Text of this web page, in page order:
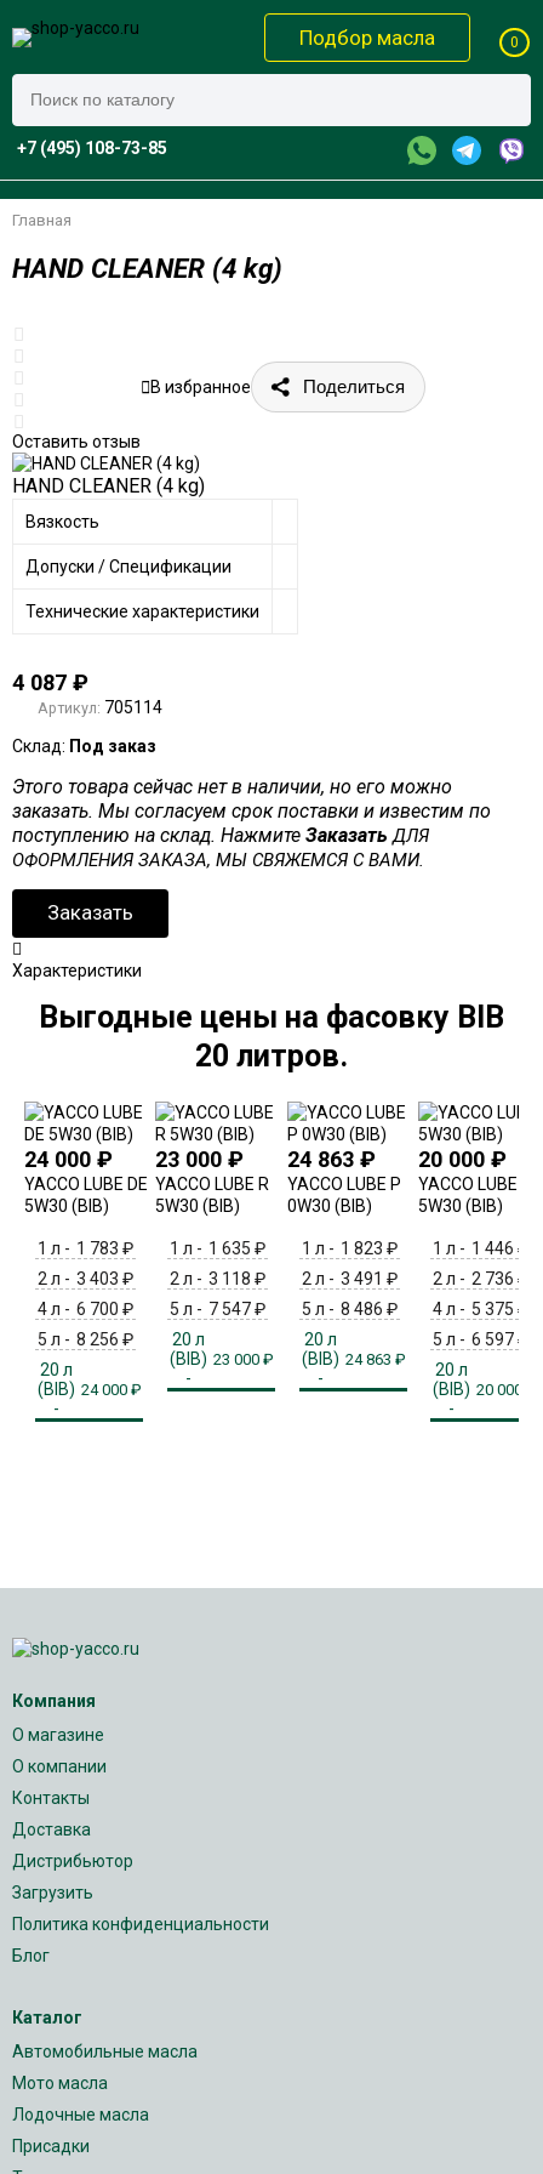
Подбор масла 0
+7 (495) 108-73-85
Главная
HAND CLEANER (4 kg)
Оставить отзыв
В избранное Поделиться
HAND CLEANER (4 kg)
Вязкость
Допуски / Спецификации
Технические характеристики
4 087 ₽
Артикул: 705114
Склад: Под заказ
Этого товара сейчас нет в наличии, но его можно
заказать. Мы согласуем срок поставки и известим по
поступлению на склад. Нажмите Заказать ДЛЯ
ОФОРМЛЕНИЯ ЗАКАЗА, МЫ СВЯЖЕМСЯ С ВАМИ.
Заказать
Характеристики
Выгодные цены на фасовку BIB
20 литров.
24 000 ₽
YACCO LUBE DE
5W30 (BIB)
1 л - 1 783 ₽
2 л - 3 403 ₽
4 л - 6 700 ₽
5 л - 8 256 ₽
20 л
(BIB)
-
24 000 ₽
23 000₽
YACCO LUBE R
5W30 (BIB)
1 л - 1 635 ₽
2 л - 3 118 ₽
5 л - 7 547₽
20 л
(BIB)
-
23 000 ₽
24 863 ₽
YACCO LUBE P
0W30 (BIB)
1 л - 1 823 ₽
2 л - 3 491 ₽
5 л - 8 486 ₽
20 л
(BIB)
-
24 863 ₽
20 000₽
YACCO LUBE F
5W30 (BIB)
1 л - 1 446 ₽
2 л - 2 736 ₽
4 л - 5 375 ₽
5 л - 6 597₽
20 л
(BIB)
-
20 000
Компания
О магазине
О компании
Контакты
Доставка
Дистрибьютор
Загрузить
Политика конфиденциальности
Блог
Каталог
Автомобильные масла
Мото масла
Лодочные масла
Присадки